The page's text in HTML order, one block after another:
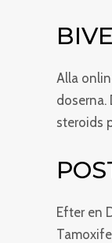
Alla
steroids
Efter en